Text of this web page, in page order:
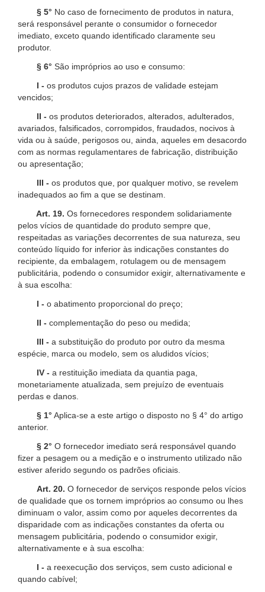
§ 5° No caso de fornecimento de produtos in natura,
será responsável perante o consumidor o fornecedor
imediato, exceto quando identificado claramente seu
produtor.
§ 6° São impróprios ao uso e consumo:
I - os produtos cujos prazos de validade estejam
vencidos;
II - os produtos deteriorados, alterados, adulterados,
avariados, falsificados, corrompidos, fraudados, nocivos à
vida ou à saúde, perigosos ou, ainda, aqueles em desacordo
com as normas regulamentares de fabricação, distribuição
ou apresentação;
III - os produtos que, por qualquer motivo, se revelem
inadequados ao fim a que se destinam.
Art. 19. Os fornecedores respondem solidariamente
pelos vícios de quantidade do produto sempre que,
respeitadas as variações decorrentes de sua natureza, seu
conteúdo líquido for inferior às indicações constantes do
recipiente, da embalagem, rotulagem ou de mensagem
publicitária, podendo o consumidor exigir, alternativamente e
à sua escolha:
I - o abatimento proporcional do preço;
II - complementação do peso ou medida;
III - a substituição do produto por outro da mesma
espécie, marca ou modelo, sem os aludidos vícios;
IV - a restituição imediata da quantia paga,
monetariamente atualizada, sem prejuízo de eventuais
perdas e danos.
§ 1° Aplica-se a este artigo o disposto no § 4° do artigo
anterior.
§ 2° O fornecedor imediato será responsável quando
fizer a pesagem ou a medição e o instrumento utilizado não
estiver aferido segundo os padrões oficiais.
Art. 20. O fornecedor de serviços responde pelos vícios
de qualidade que os tornem impróprios ao consumo ou lhes
diminuam o valor, assim como por aqueles decorrentes da
disparidade com as indicações constantes da oferta ou
mensagem publicitária, podendo o consumidor exigir,
alternativamente e à sua escolha:
I - a reexecução dos serviços, sem custo adicional e
quando cabível;